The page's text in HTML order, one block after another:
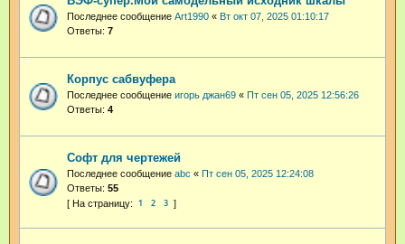
Последнее сообщение Art1990 « Вт окт 07, 2025 01:10:17
Ответы: 7
Корпус сабвуфера
Последнее сообщение игорь джан69 « Пт сен 05, 2025 12:56:26
Ответы: 4
Софт для чертежей
Последнее сообщение abc « Пт сен 05, 2025 12:24:08
Ответы: 55
1 2 3